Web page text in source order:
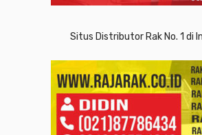
Situs Distributor Rak No. 1 di